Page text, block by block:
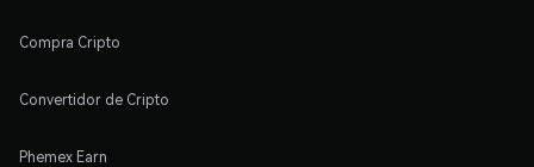
Compra Cripto
Convertidor de Cripto
Phemex Earn